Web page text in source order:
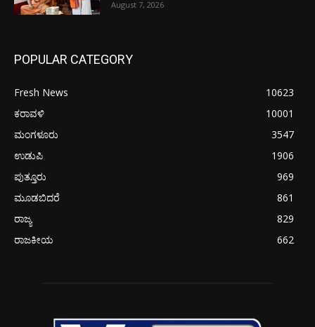
August 7, 2026
POPULAR CATEGORY
Fresh News
10623
ಕರಾವಳಿ
10001
ಮಂಗಳೂರು
3547
ಉಡುಪಿ
1906
ಪುತ್ತೂರು
969
ಮೂಡಬಿದರೆ
861
ರಾಜ್ಯ
829
ರಾಜಕೀಯ
662